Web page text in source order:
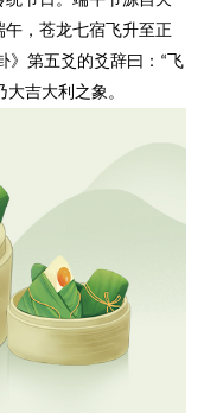
，苍龙七宿飞升至正
》第五爻的爻辞曰： “ 飞
大吉大利之象。